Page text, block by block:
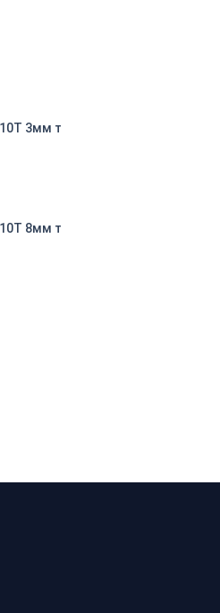
Круг 08(12)Х18Н10Т 3мм т
Круг 08(12)Х18Н10Т 8мм т